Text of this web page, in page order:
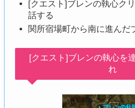
[クエスト]ブレンの執心ク
話する
関所宿場町から南に進んだ
[クエスト]ブレンの執心を
れ